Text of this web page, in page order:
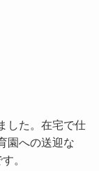
した。在宅で仕
園への送迎な
。